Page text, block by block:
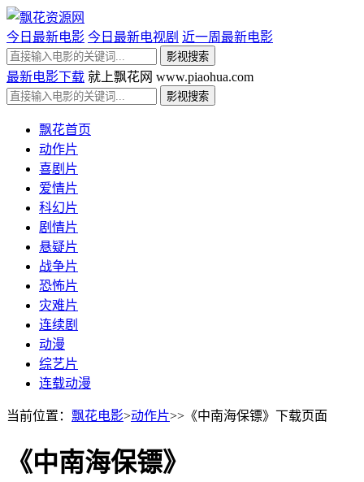
今日最新电影 今日最新电视剧 近一周最新电影
最新电影下载 就上飘花网 www.piaohua.com
飘花首页
动作片
喜剧片
爱情片
科幻片
剧情片
悬疑片
战争片
恐怖片
灾难片
连续剧
动漫
综艺片
连载动漫
当前位置： 飘花电影>动作片>>《中南海保镖》下载页面
《中南海保镖》